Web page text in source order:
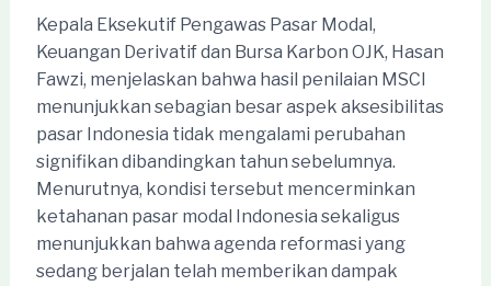
Kepala Eksekutif Pengawas Pasar Modal,
Keuangan Derivatif dan Bursa Karbon OJK, Hasan
Fawzi, menjelaskan bahwa hasil penilaian MSCI
menunjukkan sebagian besar aspek aksesibilitas
pasar Indonesia tidak mengalami perubahan
signifikan dibandingkan tahun sebelumnya.
Menurutnya, kondisi tersebut mencerminkan
ketahanan pasar modal Indonesia sekaligus
menunjukkan bahwa agenda reformasi yang
sedang berjalan telah memberikan dampak